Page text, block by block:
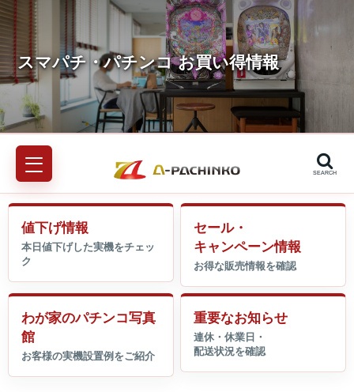
SEARCH
値下げ情報
セール・
キャンペーン情報
わが家のパチンコ写真
館
重要なお知らせ